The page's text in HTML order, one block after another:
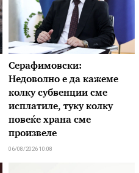
Серафимовски:
Недоволно е да кажеме
колку субвенции сме
исплатиле, туку колку
повеќе храна сме
произвеле
06/08/2026 10:08